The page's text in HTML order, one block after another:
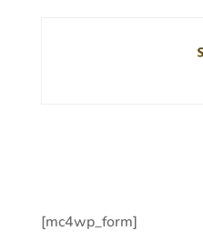
[mc4wp_form]